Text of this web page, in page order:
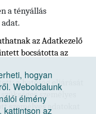
a tényállás
adat.
az Adatkezelő
bocsátotta az
a hatóság eljárását
személyes
személyes adatokat
hogyan
Weboldalunk
élmény
kattintson az